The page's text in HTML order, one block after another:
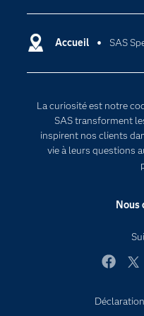
Accueil SAS
La curiosité est notre
SAS transforment
inspirent nos clients
vie à leurs questions
Nous
Pour